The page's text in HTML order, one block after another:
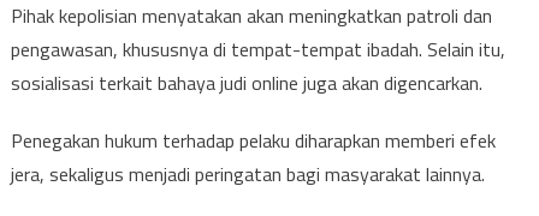
Pihak kepolisian menyatakan akan meningkatkan patroli dan
pengawasan, khususnya di tempat-tempat ibadah. Selain itu,
sosialisasi terkait bahaya judi online juga akan digencarkan.
Penegakan hukum terhadap pelaku diharapkan memberi efek
jera, sekaligus menjadi peringatan bagi masyarakat lainnya.